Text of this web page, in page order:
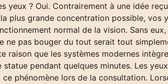
yeux ? Oui. Contrairement à une idée
plus grande concentration possible, vos
normal de la vision. Sans
pas bouger du tout serait tout
raison que les systèmes modernes
pendant quelques minutes. Les
phénomène lors de la consultation.